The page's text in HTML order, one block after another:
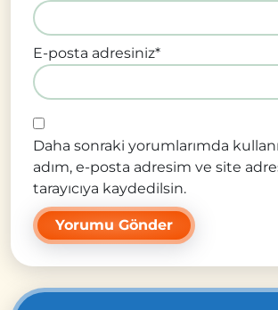
E-posta adresiniz*
Daha sonraki yorumlarımda
adım, e-posta adresim ve site
tarayıcıya kaydedilsin.